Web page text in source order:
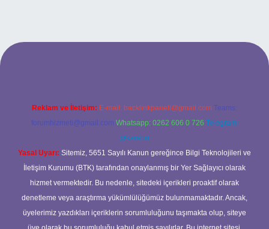
Reklam ve İletişim: E-mail: backlinkpaneli@gmail.com Teams:
forumhizmeti@gmail.com Whatsapp: 0262 606 0 726 Telegram:
@karabul
Yasal Uyarı: Sitemiz, 5651 Sayılı Kanun gereğince Bilgi Teknolojileri ve
İletişim Kurumu (BTK) tarafından onaylanmış bir Yer Sağlayıcı olarak
hizmet vermektedir. Bu nedenle, sitedeki içerikleri proaktif olarak
denetleme veya araştırma yükümlülüğümüz bulunmamaktadır. Ancak,
üyelerimiz yazdıkları içeriklerin sorumluluğunu taşımakta olup, siteye